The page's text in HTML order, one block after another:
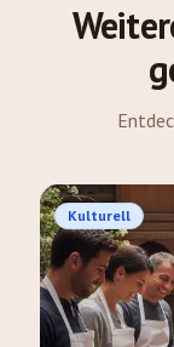
Kulturell